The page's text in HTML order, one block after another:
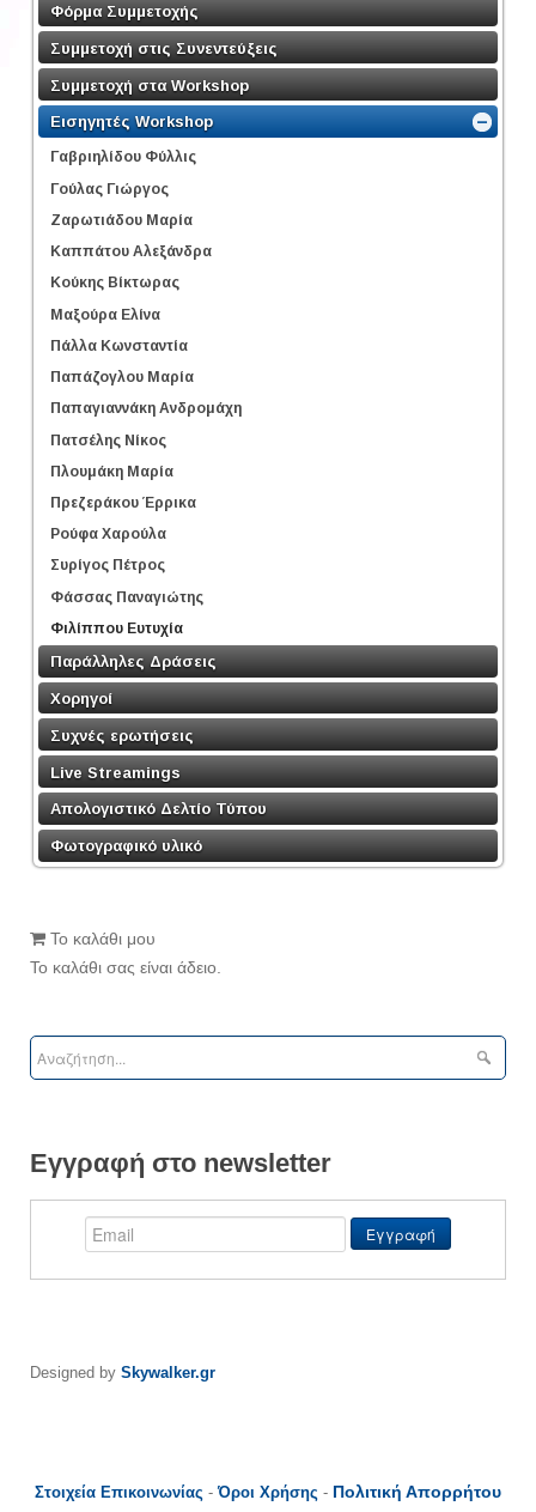
Φόρμα Συμμετοχής
Συμμετοχή στις Συνεντεύξεις
Συμμετοχή στα Workshop
Εισηγητές Workshop
Γαβριηλίδου Φύλλις
Γούλας Γιώργος
Ζαρωτιάδου Μαρία
Καππάτου Αλεξάνδρα
Κούκης Βίκτωρας
Μαξούρα Ελίνα
Πάλλα Κωνσταντία
Παπάζογλου Μαρία
Παπαγιαννάκη Ανδρομάχη
Πατσέλης Νίκος
Πλουμάκη Μαρία
Πρεζεράκου Έρρικα
Ρούφα Χαρούλα
Συρίγος Πέτρος
Φάσσας Παναγιώτης
Φιλίππου Ευτυχία
Παράλληλες Δράσεις
Χορηγοί
Συχνές ερωτήσεις
Live Streamings
Απολογιστικό Δελτίο Τύπου
Φωτογραφικό υλικό
Το καλάθι μου
Το καλάθι σας είναι άδειο.
Εγγραφή στο newsletter
Designed by Skywalker.gr
Στοιχεία Επικοινωνίας -Όροι Χρήσης - Πολιτική Απορρήτου